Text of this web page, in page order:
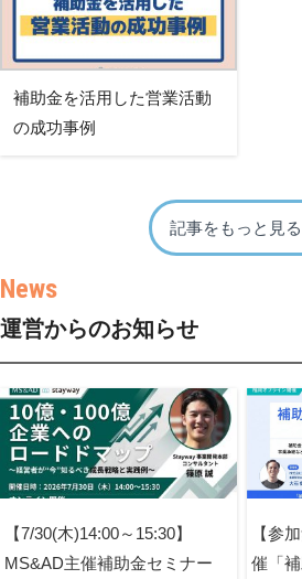
補助金を活用した営業活動
の成功事例
記事をもっと見る
運営からのお知らせ
【7/30(木)14:00～15:30】
MS&AD主催補助金セミナー
【参
催「